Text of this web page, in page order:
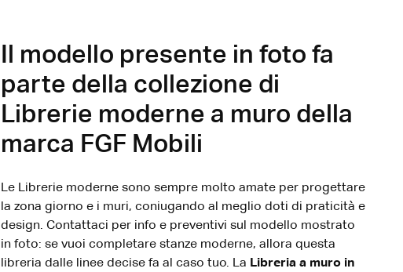
Il modello presente in foto fa
parte della collezione di
Librerie moderne a muro della
marca FGF Mobili
Le Librerie moderne sono sempre molto amate per progettare
la zona giorno e i muri, coniugando al meglio doti di praticità e
design. Contattaci per info e preventivi sul modello mostrato
in foto: se vuoi completare stanze moderne, allora questa
libreria dalle linee decise fa al caso tuo. La Libreria a muro in